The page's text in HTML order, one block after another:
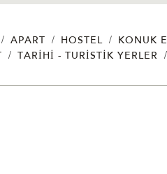
/ APART / HOSTEL / KONUK
/ TARIHI - TURISTIK YERLER /